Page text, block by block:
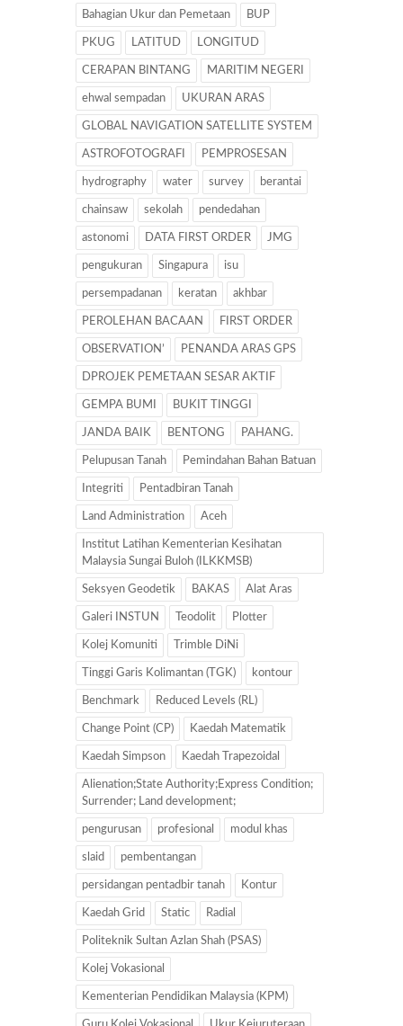
Bahagian Ukur dan Pemetaan BUP
PKUG LATITUD LONGITUD
CERAPAN BINTANG MARITIM NEGERI
ehwal sempadan UKURAN ARAS
GLOBAL NAVIGATION SATELLITE SYSTEM
ASTROFOTOGRAFI PEMPROSESAN
hydrography water survey berantai
chainsaw sekolah pendedahan
astonomi DATA FIRST ORDER JMG
pengukuran Singapura isu
persempadanan keratan akhbar
PEROLEHAN BACAAN FIRST ORDER
OBSERVATION’ PENANDA ARAS GPS
DPROJEK PEMETAAN SESAR AKTIF
GEMPA BUMI BUKIT TINGGI
JANDA BAIK BENTONG PAHANG.
Pelupusan Tanah Pemindahan Bahan Batuan
Integriti Pentadbiran Tanah
Land Administration Aceh
Institut Latihan Kementerian Kesihatan
Malaysia Sungai Buloh (ILKKMSB)
Seksyen Geodetik BAKAS Alat Aras
Galeri INSTUN Teodolit Plotter
Kolej Komuniti Trimble DiNi
Tinggi Garis Kolimantan (TGK) kontour
Benchmark Reduced Levels (RL)
Change Point (CP) Kaedah Matematik
Kaedah Simpson Kaedah Trapezoidal
Alienation;State Authority;Express Condition;
Surrender; Land development;
pengurusan profesional modul khas
slaid pembentangan
persidangan pentadbir tanah Kontur
Kaedah Grid Static Radial
Politeknik Sultan Azlan Shah (PSAS)
Kolej Vokasional
Kementerian Pendidikan Malaysia (KPM)